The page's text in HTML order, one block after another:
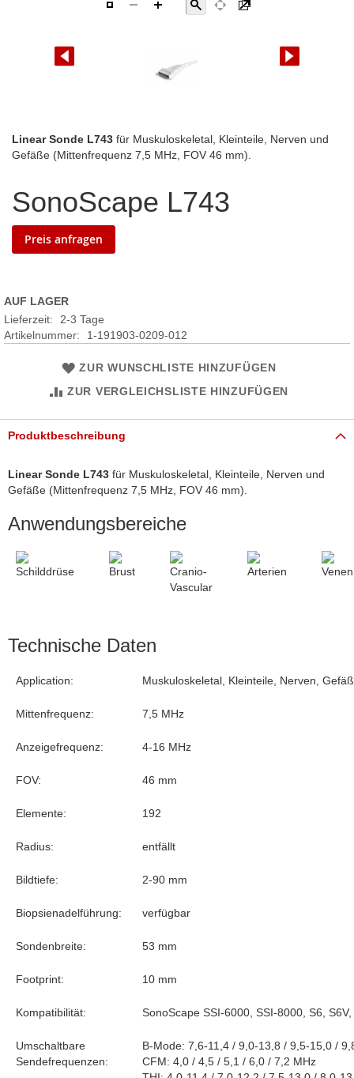
SonoScape L743
Preis anfragen
AUF LAGER
Lieferzeit:
2-3 Tage
Artikelnummer
1-191903-0209-012
ZUR WUNSCHLISTE HINZUFÜGEN
ZUR VERGLEICHSLISTE HINZUFÜGEN
Zum
Anfang
springen
Linear Sonde L743 für Muskuloskeletal, Kleinteile, Nerven und
Gefäße (Mittenfrequenz 7,5 MHz, FOV 46 mm).
Produktbeschreibung
Linear Sonde L743 für Muskuloskeletal, Kleinteile, Nerven und
Gefäße (Mittenfrequenz 7,5 MHz, FOV 46 mm).
Anwendungsbereiche
Technische Daten
Application: Muskuloskeletal, Kleinteile, Nerven,
Mittenfrequenz: 7,5 MHz
Anzeigefrequenz: 4-16 MHz
FOV: 46 mm
Elemente: 192
Radius: entfällt
Bildtiefe: 2-90 mm
Biopsienadelführung: verfügbar
Sondenbreite: 53 mm
Footprint: 10 mm
Kompatibilität: SonoScape SSI-6000, SSI-8000, S6,
Umschaltbare
Sendefrequenzen:
B-Mode: 7,6-11,4 / 9,0-13,8 / 9,5-15,0 /
CFM: 4,0 / 4,5 / 5,1 / 6,0 / 7,2 MHz